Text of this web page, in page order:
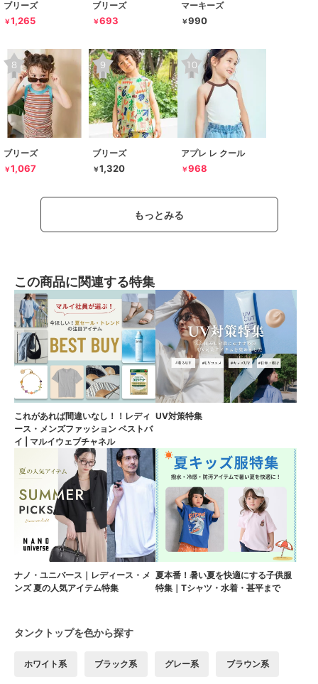
ブリーズ
￥1,265
ブリーズ
￥693
マーキーズ
￥990
ブリーズ
￥1,067
ブリーズ
￥1,320
アプレ レ クール
￥968
もっとみる
この商品に関連する特集
これがあれば間違いなし！！レディ
ース・メンズファッション ベストバ
イ | マルイウェブチャネル
UV対策特集
ナノ・ユニバース｜レディース・メ
ンズ 夏の人気アイテム特集
夏本番！暑い夏を快適にする子供服
特集｜Tシャツ・水着・甚平まで
タンクトップを色から探す
ホワイト系 ブラック系 グレー系 ブラウン系